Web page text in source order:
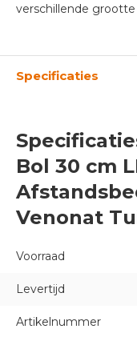
verschillende
Specificaties
Bol 30 cm
Venonat
Voorraad
Levertijd
Artikelnummer